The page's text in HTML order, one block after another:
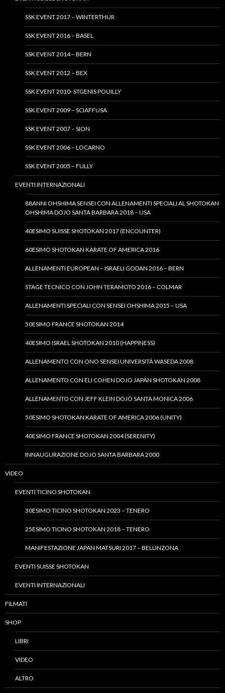
SSK EVENT 2017 – WINTERTHUR
SSK EVENT 2016 – BASEL
SSK EVENT 2014 – BERN
SSK EVENT 2012 – BEX
SSK EVENT 2010- STGENIS POUILLY
SSK EVENT 2009 – SCIAFFUSA
SSK EVENT 2007 – SION
SSK EVENT 2006 – LOCARNO
SSK EVENT 2005 – FULLY
EVENTI INTERNAZIONALI
88ANNI OHSHIMA SENSEI CON ALLENAMENTI SPECIALI AL SHOTOKAN
OHSHIMA DOJO SANTA BARBARA 2018 – USA
40ESIMO SUISSE SHOTOKAN 2017 (ENCOUNTER)
60ESIMO SHOTOKAN KARATE OF AMERICA 2016
ALLENAMENTI EUROPEAN – ISRAELI GODAN 2016 – BERN
STAGE TECNICO CON JOHN TERAMOTO 2016 – COLMAR
ALLENAMENTI SPECIALI CON SENSEI OHSHIMA 2015 – USA
50ESIMO FRANCE SHOTOKAN 2014
40ESIMO ISRAEL SHOTOKAN 2010 (HAPPINESS)
ALLENAMENTO CON ONO SENSEI UNIVERSITÀ WASEDA 2008
ALLENAMENTO CON ELI COHEN DOJO JAPAN SHOTOKAN 2008
ALLENAMENTO CON JEFF KLEIN DOJO SANTA MONICA 2006
50ESIMO SHOTOKAN KARATE OF AMERICA 2006 (UNITY)
40ESIMO FRANCE SHOTOKAN 2004 (SERENITY)
INNAUGURAZIONE DOJO SANTA BARBARA 2000
VIDEO
EVENTI TICINO SHOTOKAN
30ESIMO TICINO SHOTOKAN 2023 – TENERO
25ESIMO TICINO SHOTOKAN 2018 – TENERO
MANIFESTAZIONE JAPAN MATSURI 2017 – BELLINZONA
EVENTI SUISSE SHOTOKAN
EVENTI INTERNAZIONALI
FILMATI
SHOP
LIBRI
VIDEO
ALTRO